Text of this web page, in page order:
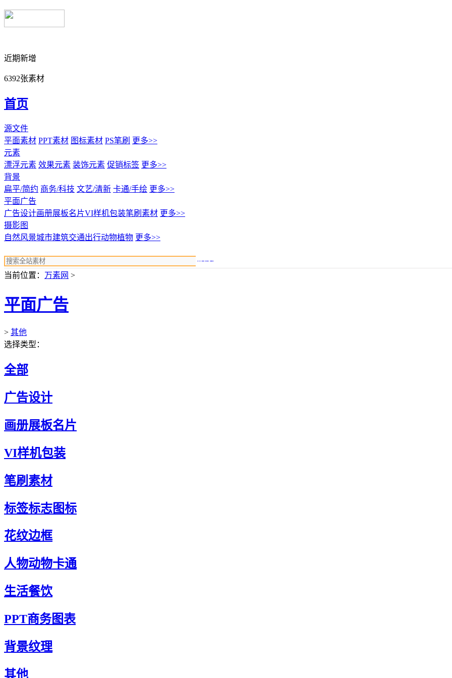
近期新增
6392张素材
首页
源文件
平面素材 PPT素材 图标素材 PS笔刷 更多>>
元素
漂浮元素 效果元素 装饰元素 促销标签 更多>>
背景
扁平/简约 商务/科技 文艺/清新 卡通/手绘 更多>>
平面广告
广告设计画册展板名片VI样机包装笔刷素材 更多>>
摄影图
自然风景城市建筑交通出行动物植物 更多>>
当前位置： 万素网 >
平面广告
> 其他
选择类型：
全部
广告设计
画册展板名片
VI样机包装
笔刷素材
标签标志图标
花纹边框
人物动物卡通
生活餐饮
PPT商务图表
背景纹理
其他